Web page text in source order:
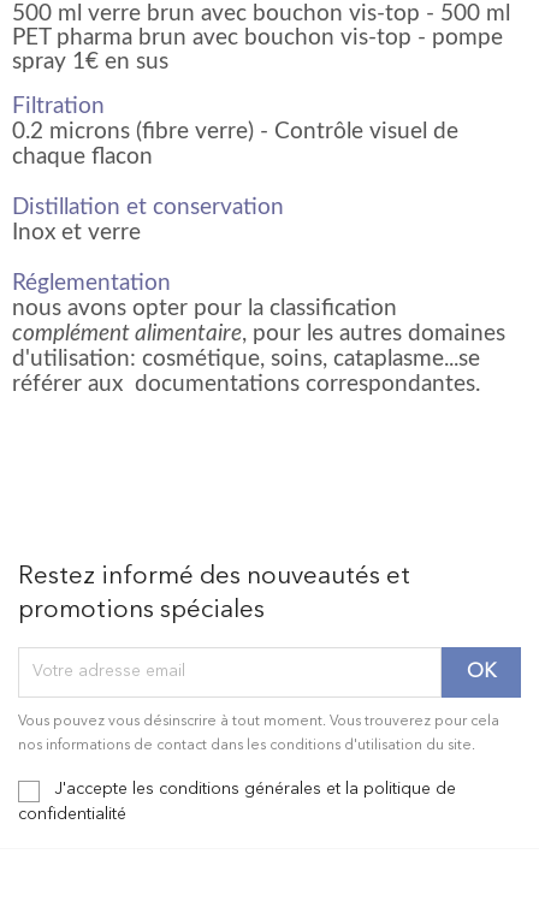
500 ml verre brun avec bouchon vis-top - 500 ml
PET pharma brun avec bouchon vis-top - pompe
spray 1€ en sus
Filtration
0.2 microns (fibre verre) - Contrôle visuel de
chaque flacon
Distillation et conservation
Inox et verre
Réglementation
nous avons opter pour la classification
complément alimentaire, pour les autres domaines
d'utilisation: cosmétique, soins, cataplasme...se
référer aux documentations correspondantes.
Restez informé des nouveautés et
promotions spéciales
Vous pouvez vous désinscrire à tout moment. Vous trouverez pour cela
nos informations de contact dans les conditions d'utilisation du site.
J'accepte les conditions générales et la politique de
confidentialité